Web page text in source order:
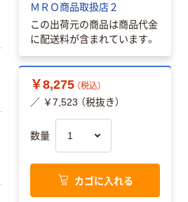
ＭＲＯ商品取扱店２
この出荷元の商品は商品代金
に配送料が含まれています。
￥8,275 （税込）
／ ￥7,523 （税抜き）
数量
カゴに入れる